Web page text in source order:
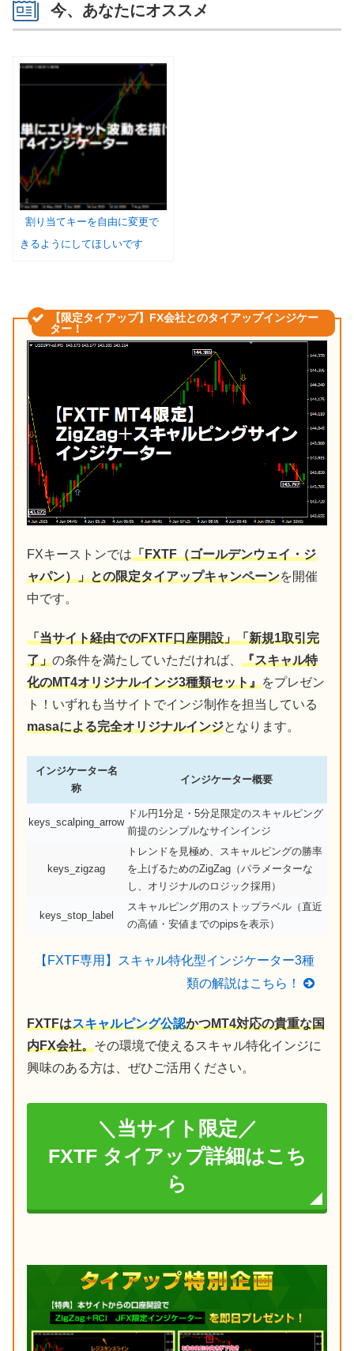
今、あなたにオススメ
割り当てキーを自由に変更で
きるようにしてほしいです
【限定タイアップ】FX会社とのタイアップインジケー
ター！
FXキーストンでは「FXTF（ゴールデンウェイ・ジ
ャパン）」との限定タイアップキャンペーンを開催
中です。
「当サイト経由でのFXTF口座開設」「新規1取引完
了」の条件を満たしていただければ、 『スキャル特
化のMT4オリジナルインジ3種類セット』をプレゼン
ト！いずれも当サイトでインジ制作を担当している
masaによる完全オリジナルインジとなります。
インジケーター名
称
インジケーター概要
keys_scalping_arrow
ドル円1分足・5分足限定のスキャルピング
前提のシンプルなサインインジ
keys_zigzag
トレンドを見極め、スキャルピングの勝率
を上げるためのZigZag（パラメーターな
し、オリジナルのロジック採用）
keys_stop_label
スキャルピング用のストップラベル（直近
の高値・安値までのpipsを表示）
【FXTF専用】スキャル特化型インジケーター3種
類の解説はこちら！
FXTFはスキャルピング公認かつMT4対応の貴重な国
内FX会社。その環境で使えるスキャル特化インジに
興味のある方は、ぜひご活用ください。
＼当サイト限定／
FXTF タイアップ詳細はこち
ら